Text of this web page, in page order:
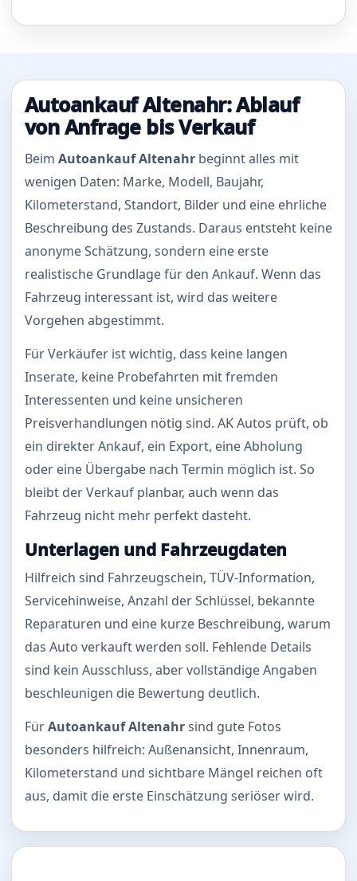
Autoankauf Altenahr: Ablauf
von Anfrage bis Verkauf
Beim Autoankauf Altenahr beginnt alles mit
wenigen Daten: Marke, Modell, Baujahr,
Kilometerstand, Standort, Bilder und eine ehrliche
Beschreibung des Zustands. Daraus entsteht keine
anonyme Schätzung, sondern eine erste
realistische Grundlage für den Ankauf. Wenn das
Fahrzeug interessant ist, wird das weitere
Vorgehen abgestimmt.
Für Verkäufer ist wichtig, dass keine langen
Inserate, keine Probefahrten mit fremden
Interessenten und keine unsicheren
Preisverhandlungen nötig sind. AK Autos prüft, ob
ein direkter Ankauf, ein Export, eine Abholung
oder eine Übergabe nach Termin möglich ist. So
bleibt der Verkauf planbar, auch wenn das
Fahrzeug nicht mehr perfekt dasteht.
Unterlagen und Fahrzeugdaten
Hilfreich sind Fahrzeugschein, TÜV-Information,
Servicehinweise, Anzahl der Schlüssel, bekannte
Reparaturen und eine kurze Beschreibung, warum
das Auto verkauft werden soll. Fehlende Details
sind kein Ausschluss, aber vollständige Angaben
beschleunigen die Bewertung deutlich.
FürAutoankauf Altenahrsind gute Fotos
besonders hilfreich: Außenansicht, Innenraum,
Kilometerstand und sichtbare Mängel reichen oft
aus, damit die erste Einschätzung seriöser wird.